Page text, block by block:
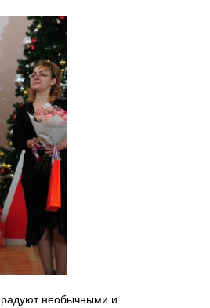
радуют необычными и